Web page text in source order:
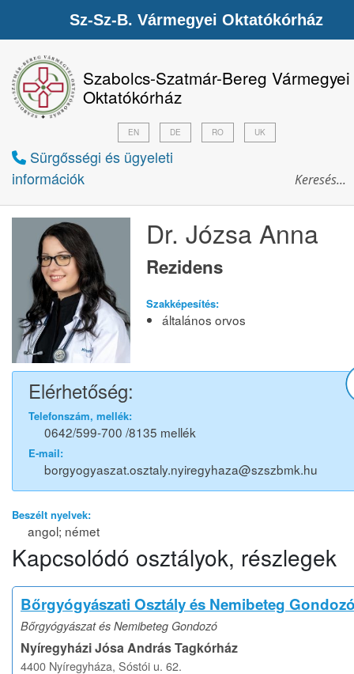
Szabolcs-Szatmár-Bereg Vármegyei
Oktatókórház
Sürgősségi és ügyeleti
információk
EN DE RO UK
Dr. Józsa Anna
Rezidens
Szakképesítés:
általános orvos
Elérhetőség:
Telefonszám, mellék:
0642/599-700 /8135 mellék
E-mail:
borgyogyaszat.osztaly.nyiregyhaza@szszbmk.hu
Beszélt nyelvek:
angol; német
Kapcsolódó osztályok, részlegek
Bőrgyógyászati Osztály és Nemibeteg
Bőrgyógyászat és Nemibeteg Gondozó
Nyíregyházi Jósa András Tagkórház
4400 Nyíregyháza, Sóstói u. 62.
Sz-Sz-B. Vármegyei Oktatókórház